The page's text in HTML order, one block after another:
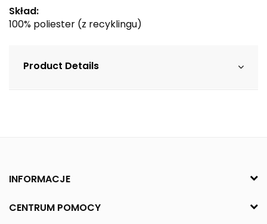
Skład:
100% poliester (z recyklingu)
Product Details
INFORMACJE
CENTRUM POMOCY